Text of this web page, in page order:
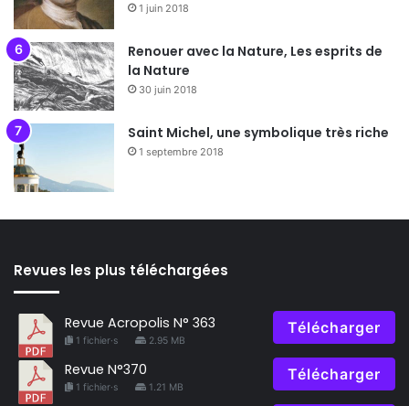
1 juin 2018
Renouer avec la Nature, Les esprits de
la Nature
30 juin 2018
Saint Michel, une symbolique très riche
1 septembre 2018
Revues les plus téléchargées
Revue Acropolis N° 363
1 fichier·s 2.95 MB
Télécharger
Revue N°370
1 fichier·s 1.21 MB
Télécharger